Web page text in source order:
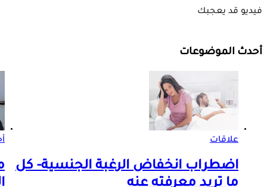
فيديو قد يعجبك
أحدث الموضوعات
علاقات
اضطراب انخفاض الرغبة الجنسية- كل
ما تريد معرفته عنه